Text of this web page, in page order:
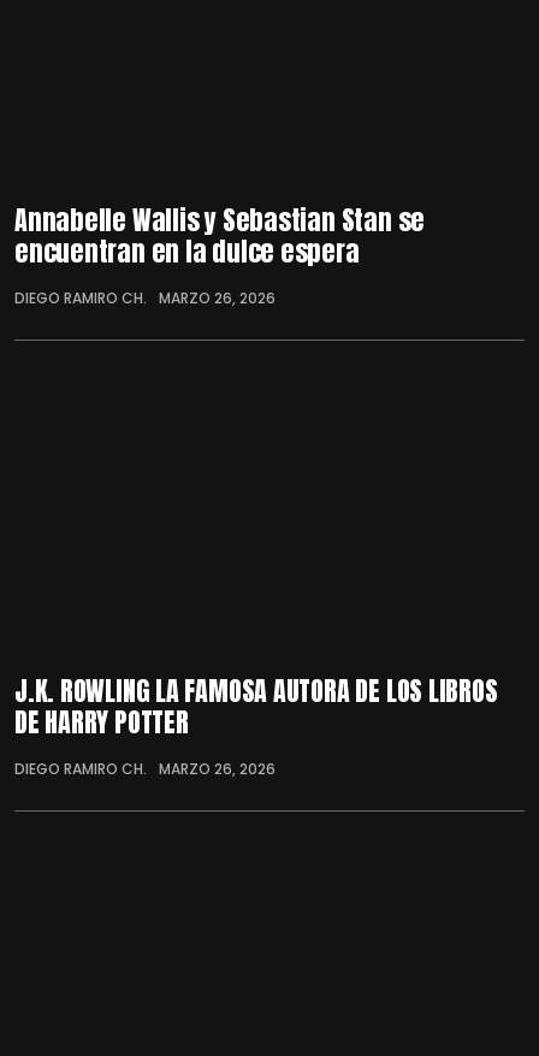
Annabelle Wallis y Sebastian Stan se
encuentran en la dulce espera
DIEGO RAMIRO CH. MARZO 26, 2026
J.K. ROWLING LA FAMOSA AUTORA DE LOS LIBROS
DE HARRY POTTER
DIEGO RAMIRO CH. MARZO 26, 2026